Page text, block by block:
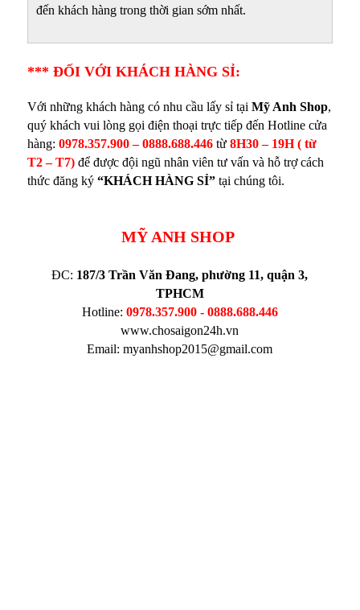
đến khách hàng trong thời gian sớm nhất.
*** ĐỐI VỚI KHÁCH HÀNG SỈ:
Với những khách hàng có nhu cầu lấy sỉ tại Mỹ Anh Shop,
quý khách vui lòng gọi điện thoại trực tiếp đếnHotline cửa
hàng: 0978.357.900 – 0888.688.446 từ8H30 – 19H ( từ
T2 – T7) để được đội ngũ nhân viên tư vấn và hỗ trợ cách
thức đăng ký“KHÁCH HÀNG SỈ” tại chúng tôi.
MỸ ANH SHOP
ĐC: 187/3 Trần Văn Đang, phường 11, quận 3,
TPHCM
Hotline: 0978.357.900 - 0888.688.446
www.chosaigon24h.vn
Email: myanhshop2015@gmail.com